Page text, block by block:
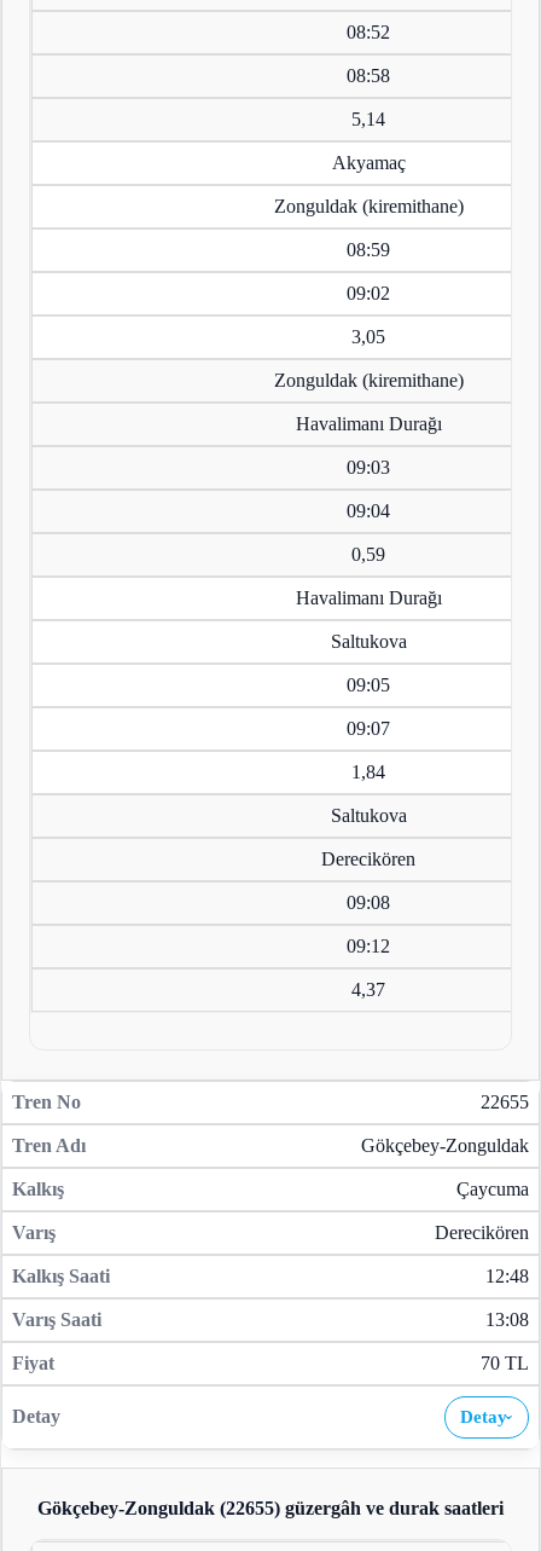
08:52
08:58
5,14
Akyamaç
Zonguldak (kiremithane)
08:59
09:02
3,05
Zonguldak (kiremithane)
Havalimanı Durağı
09:03
09:04
0,59
Havalimanı Durağı
Saltukova
09:05
09:07
1,84
Saltukova
Derecikören
09:08
09:12
4,37
22655
Gökçebey-Zonguldak
Çaycuma
Derecikören
12:48
13:08
70 TL
Detay›
Gökçebey-Zonguldak (22655) güzergâh ve durak saatleri